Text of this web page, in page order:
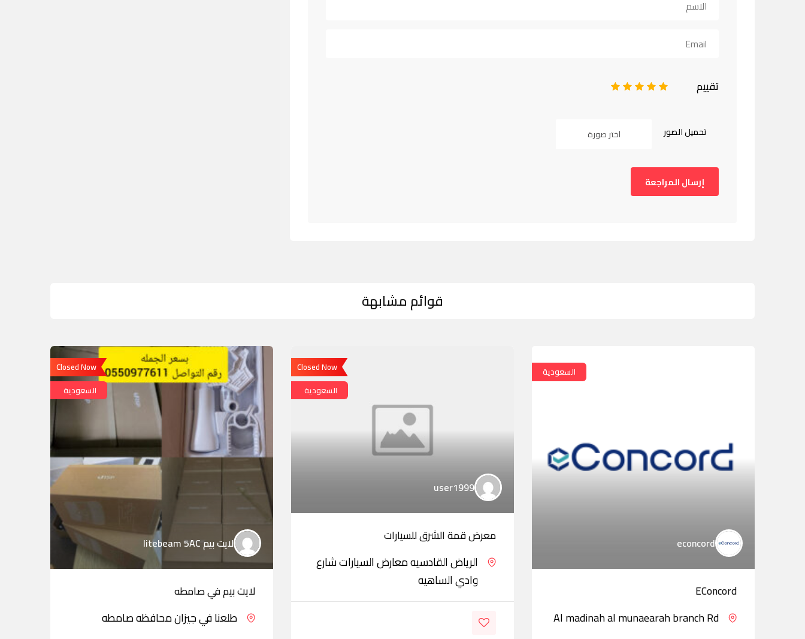
تقييم 5
4
3
2
تحميل الصور اختر صورة
قوائم مشابهة
السعودية
econcord
EConcord
Al madinah al munaearah branch Rd
Closed Now
السعودية
user1999
معرض قمة الشرق للسيارات
الرياض القادسيه معارض السيارات شارع
وادي الساهيه
Closed Now
السعودية
لايت بيم litebeam 5AC
لايت بيم في صامطه
طلعنا في جيزان محافظه صامطه